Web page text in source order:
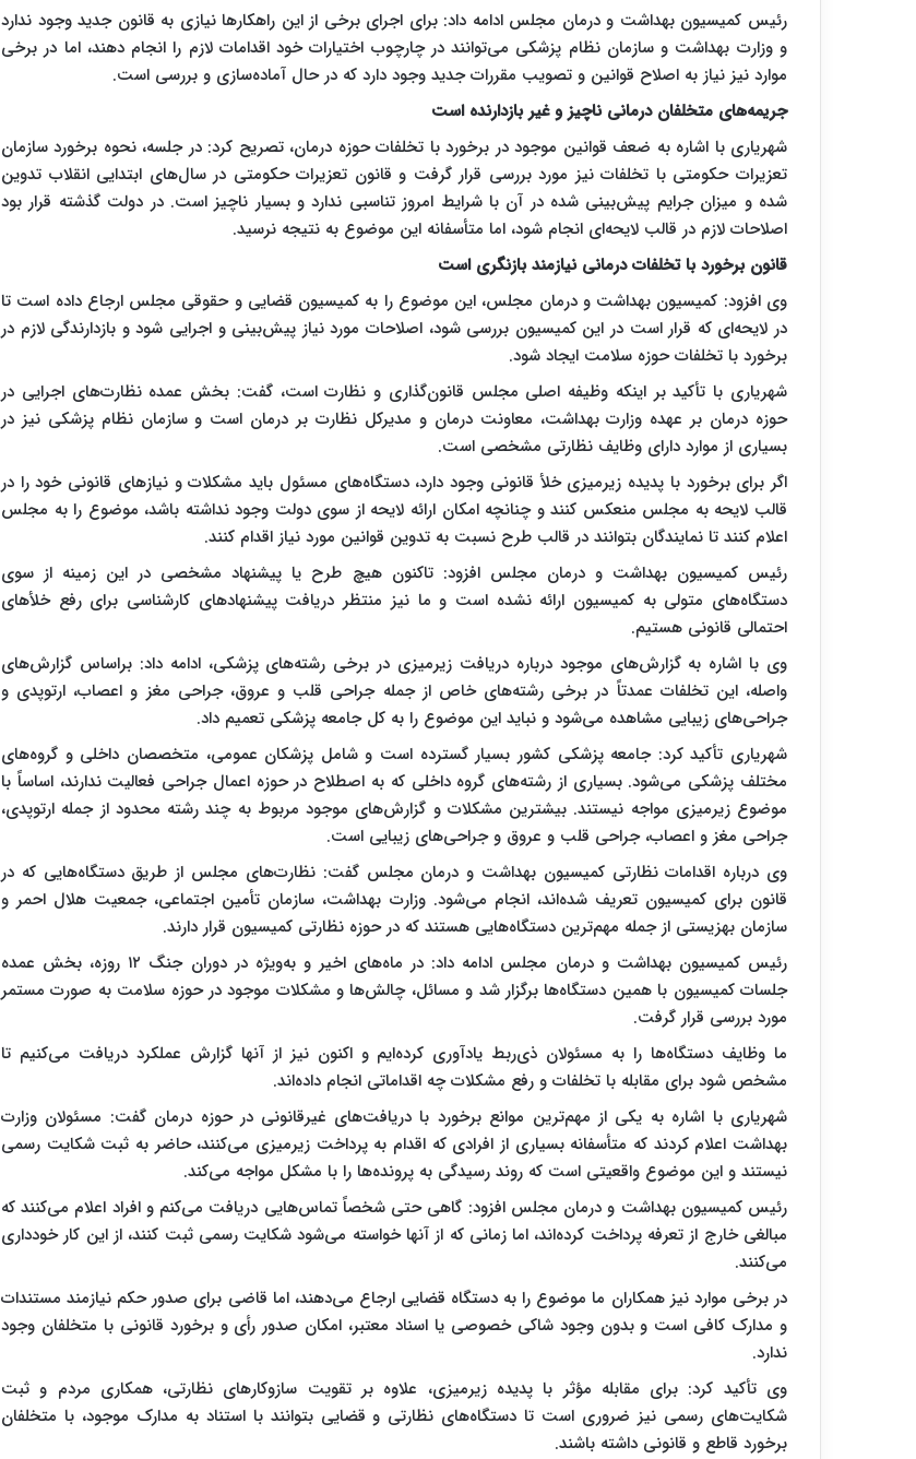
رئیس کمیسیون بهداشت و درمان مجلس ادامه داد: برای اجرای برخی از این راهکارها نیازی به قانون جدید وجود ندارد
و وزارت بهداشت و سازمان نظام پزشکی می‌توانند در چارچوب اختیارات خود اقدامات لازم را انجام دهند، اما در برخی
موارد نیز نیاز به اصلاح قوانین و تصویب مقررات جدید وجود دارد که در حال آماده‌سازی و بررسی است.
جریمه‌های متخلفان درمانی ناچیز و غیر بازدارنده است
شهریاری با اشاره به ضعف قوانین موجود در برخورد با تخلفات حوزه درمان، تصریح کرد: در جلسه، نحوه برخورد سازمان
تعزیرات حکومتی با تخلفات نیز مورد بررسی قرار گرفت و قانون تعزیرات حکومتی در سال‌های ابتدایی انقلاب تدوین
شده و میزان جرایم پیش‌بینی شده در آن با شرایط امروز تناسبی ندارد و بسیار ناچیز است. در دولت گذشته قرار بود
اصلاحات لازم در قالب لایحه‌ای انجام شود، اما متأسفانه این موضوع به نتیجه نرسید.
قانون برخورد با تخلفات درمانی نیازمند بازنگری است
وی افزود: کمیسیون بهداشت و درمان مجلس، این موضوع را به کمیسیون قضایی و حقوقی مجلس ارجاع داده است تا
در لایحه‌ای که قرار است در این کمیسیون بررسی شود، اصلاحات مورد نیاز پیش‌بینی و اجرایی شود و بازدارندگی لازم در
برخورد با تخلفات حوزه سلامت ایجاد شود.
شهریاری با تأکید بر اینکه وظیفه اصلی مجلس قانون‌گذاری و نظارت است، گفت: بخش عمده نظارت‌های اجرایی در
حوزه درمان بر عهده وزارت بهداشت، معاونت درمان و مدیرکل نظارت بر درمان است و سازمان نظام پزشکی نیز در
بسیاری از موارد دارای وظایف نظارتی مشخصی است.
اگر برای برخورد با پدیده زیرمیزی خلأ قانونی وجود دارد، دستگاه‌های مسئول باید مشکلات و نیازهای قانونی خود را در
قالب لایحه به مجلس منعکس کنند و چنانچه امکان ارائه لایحه از سوی دولت وجود نداشته باشد، موضوع را به مجلس
اعلام کنند تا نمایندگان بتوانند در قالب طرح نسبت به تدوین قوانین مورد نیاز اقدام کنند.
رئیس کمیسیون بهداشت و درمان مجلس افزود: تاکنون هیچ طرح یا پیشنهاد مشخصی در این زمینه از سوی
دستگاه‌های متولی به کمیسیون ارائه نشده است و ما نیز منتظر دریافت پیشنهادهای کارشناسی برای رفع خلأهای
احتمالی قانونی هستیم.
وی با اشاره به گزارش‌های موجود درباره دریافت زیرمیزی در برخی رشته‌های پزشکی، ادامه داد: براساس گزارش‌های
واصله، این تخلفات عمدتاً در برخی رشته‌های خاص از جمله جراحی قلب و عروق، جراحی مغز و اعصاب، ارتوپدی و
جراحی‌های زیبایی مشاهده می‌شود و نباید این موضوع را به کل جامعه پزشکی تعمیم داد.
شهریاری تأکید کرد: جامعه پزشکی کشور بسیار گسترده است و شامل پزشکان عمومی، متخصصان داخلی و گروه‌های
مختلف پزشکی می‌شود. بسیاری از رشته‌های گروه داخلی که به اصطلاح در حوزه اعمال جراحی فعالیت ندارند، اساساً با
موضوع زیرمیزی مواجه نیستند. بیشترین مشکلات و گزارش‌های موجود مربوط به چند رشته محدود از جمله ارتوپدی،
جراحی مغز و اعصاب، جراحی قلب و عروق و جراحی‌های زیبایی است.
وی درباره اقدامات نظارتی کمیسیون بهداشت و درمان مجلس گفت: نظارت‌های مجلس از طریق دستگاه‌هایی که در
قانون برای کمیسیون تعریف شده‌اند، انجام می‌شود. وزارت بهداشت، سازمان تأمین اجتماعی، جمعیت هلال احمر و
سازمان بهزیستی از جمله مهم‌ترین دستگاه‌هایی هستند که در حوزه نظارتی کمیسیون قرار دارند.
رئیس کمیسیون بهداشت و درمان مجلس ادامه داد: در ماه‌های اخیر و به‌ویژه در دوران جنگ ۱۲ روزه، بخش عمده
جلسات کمیسیون با همین دستگاه‌ها برگزار شد و مسائل، چالش‌ها و مشکلات موجود در حوزه سلامت به صورت مستمر
مورد بررسی قرار گرفت.
ما وظایف دستگاه‌ها را به مسئولان ذی‌ربط یادآوری کرده‌ایم و اکنون نیز از آنها گزارش عملکرد دریافت می‌کنیم تا
مشخص شود برای مقابله با تخلفات و رفع مشکلات چه اقداماتی انجام داده‌اند.
شهریاری با اشاره به یکی از مهم‌ترین موانع برخورد با دریافت‌های غیرقانونی در حوزه درمان گفت: مسئولان وزارت
بهداشت اعلام کردند که متأسفانه بسیاری از افرادی که اقدام به پرداخت زیرمیزی می‌کنند، حاضر به ثبت شکایت رسمی
نیستند و این موضوع واقعیتی است که روند رسیدگی به پرونده‌ها را با مشکل مواجه می‌کند.
رئیس کمیسیون بهداشت و درمان مجلس افزود: گاهی حتی شخصاً تماس‌هایی دریافت می‌کنم و افراد اعلام می‌کنند که
مبالغی خارج از تعرفه پرداخت کرده‌اند، اما زمانی که از آنها خواسته می‌شود شکایت رسمی ثبت کنند، از این کار خودداری
می‌کنند.
در برخی موارد نیز همکاران ما موضوع را به دستگاه قضایی ارجاع می‌دهند، اما قاضی برای صدور حکم نیازمند مستندات
و مدارک کافی است و بدون وجود شاکی خصوصی یا اسناد معتبر، امکان صدور رأی و برخورد قانونی با متخلفان وجود
ندارد.
وی تأکید کرد: برای مقابله مؤثر با پدیده زیرمیزی، علاوه بر تقویت سازوکارهای نظارتی، همکاری مردم و ثبت
شکایت‌های رسمی نیز ضروری است تا دستگاه‌های نظارتی و قضایی بتوانند با استناد به مدارک موجود، با متخلفان
برخورد قاطع و قانونی داشته باشند.